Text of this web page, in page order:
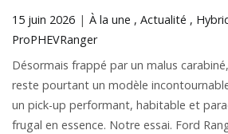
15 juin 2026 À la une Actualité
ProPHEVRanger
Désormais frappé par un malus
reste pourtant un modèle
un pick-up performant, habitable et
frugal en essence. Notre essai. Ford